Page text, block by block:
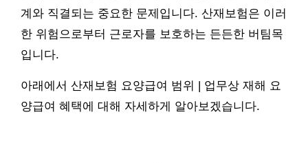
계와 직결되는 중요한 문제입니다. 산재보험은 이러
한 위험으로부터 근로자를 보호하는 든든한 버팀목
입니다.
아래에서 산재보험 요양급여 범위 | 업무상 재해 요
양급여 혜택에 대해 자세하게 알아보겠습니다.